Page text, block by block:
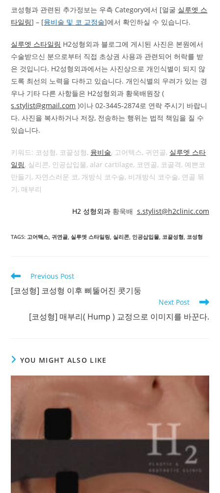
코성형과 관련된 추가정보는 우측 Category에서 [얼굴 실루엣 스
타일링] – [융비술 및 코 교정술]에서 확인하실 수 있습니다.
실루엣 스타일링 H2성형외과 블로그에 게시된 사진은 본원에서
수술받으신 분으로부터 직접 초상권 사용과 관련되어 허락를 받
은 것입니다. H2성형외과에서는 사진상으로 개인식별이 되지 않
도록 최선의 노력을 다하고 있습니다. 개인식별의 우려가 있는 경
우나 기타 다른 사항들은 H2성형외과 황욱배원장 (
s.stylist@gmail.com )이나 02-3445-2874로 연락 주시기 바랍니
다. 사진을 복사하거나 저장, 전송하는 행위는 법적 책임을 질 수
있습니다.
키워드: 코성형, 코끝성형, 융비술, 고어텍스, 귀연골, 실루엣 스타
일링, 실리콘, 인공삽입물, alar cartilage, 코연골, 코골격, 예쁜코
만들기, 자연스러운 코, 개방식 코수술, 비개방식 코수술, 연골 묶
기, 매부리
H2 성형외과 황욱배 s.stylist@h2clinic.com
TAGS: 고어텍스 귀연골 실루엣 스타일링 실리콘 인공삽입물 코끝성형 코성형
Read
articles
Previous Post
[코성형] 코성형 이후 삐뚤어진 콧기둥
Next Post
[코성형] 매부리( Hump ) 교정으로 이미지를 바꾼다.
YOU MIGHT ALSO LIKE